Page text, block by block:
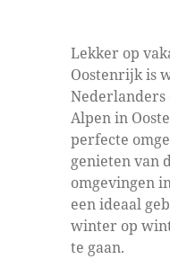
Lekker op
Oostenrijk is
Nederlanders
Alpen in
perfecte
genieten van
omgevingen
een ideaal
winter op
te gaan.